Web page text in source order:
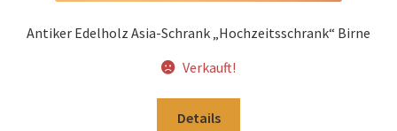
Antiker Edelholz Asia-Schrank „Hochzeitsschrank“ Birne
Verkauft!
Details